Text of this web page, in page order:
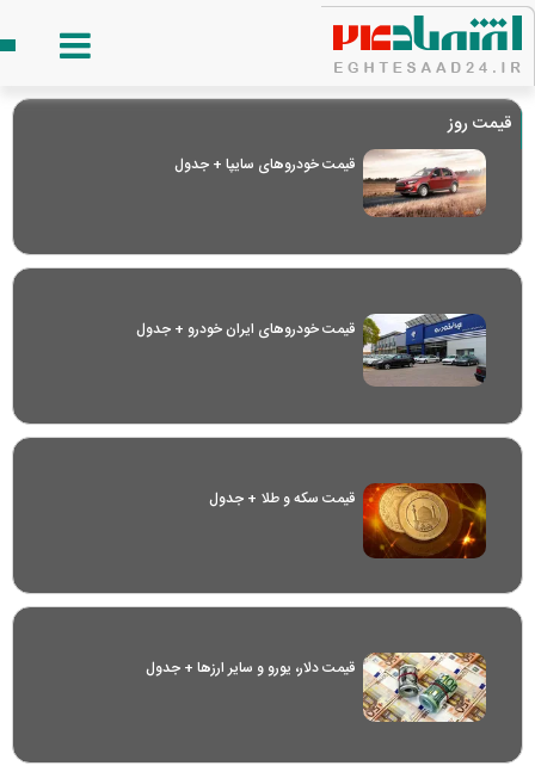
قیمت روز
قیمت خودرو‌های سایپا + جدول
قیمت خودرو‌های ایران خودرو + جدول
قیمت سکه و طلا + جدول
قیمت دلار، یورو و سایر ارز‌ها + جدول